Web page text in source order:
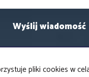
pliki cookies w